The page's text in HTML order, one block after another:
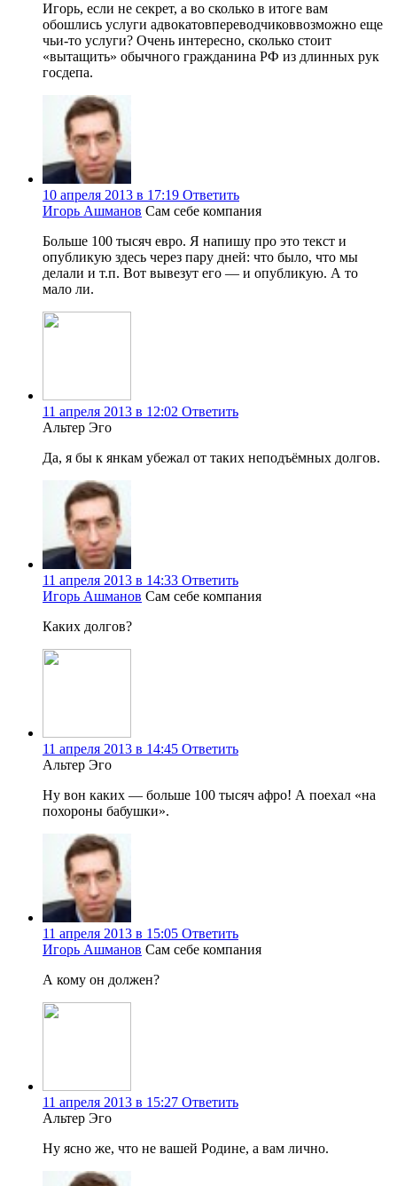
Игорь, если не секрет, а во сколько в итоге вам
обошлись услуги адвокатовпереводчиковвозможно еще
чьи-то услуги? Очень интересно, сколько стоит
«вытащить» обычного гражданина РФ из длинных рук
госдепа.
10 апреля 2013 в 17:19 Ответить
Игорь Ашманов Сам себе компания
Больше 100 тысяч евро. Я напишу про это текст и
опубликую здесь через пару дней: что было, что мы
делали и т.п. Вот вывезут его — и опубликую. А то
мало ли.
11 апреля 2013 в 12:02 Ответить
Альтер Эго
Да, я бы к янкам убежал от таких неподъёмных долгов.
11 апреля 2013 в 14:33 Ответить
Игорь Ашманов Сам себе компания
Каких долгов?
11 апреля 2013 в 14:45 Ответить
Альтер Эго
Ну вон каких — больше 100 тысяч афро! А поехал «на
похороны бабушки».
11 апреля 2013 в 15:05 Ответить
Игорь Ашманов Сам себе компания
А кому он должен?
11 апреля 2013 в 15:27 Ответить
Альтер Эго
Ну ясно же, что не вашей Родине, а вам лично.